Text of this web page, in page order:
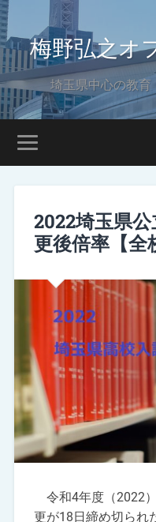
梅野弘之オ
埼玉県中心の教育
2022埼玉県
更後倍率【全
令和4年度（2022
更が18日締め切られ